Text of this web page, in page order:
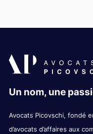
Un nom, une
Avocats Picovschi, fondé
d’avocats d’affaires aux